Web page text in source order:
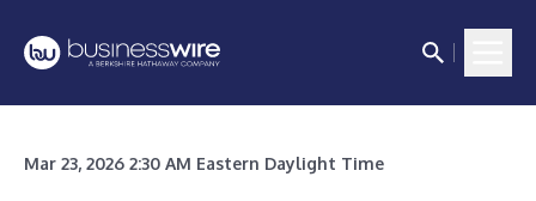
Mar 23, 2026 2:30 AM Eastern Daylight Time